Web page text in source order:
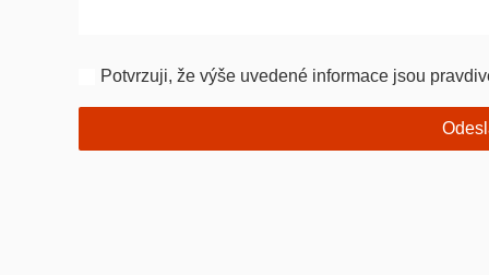
Potvrzuji, že výše uvedené informace jsou